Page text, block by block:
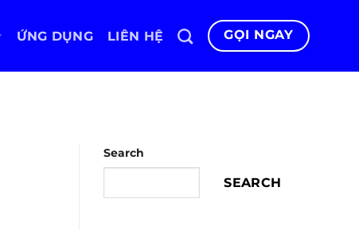
ỨNG DỤNG LIÊN HỆ GỌI NGAY
Search
SEARCH